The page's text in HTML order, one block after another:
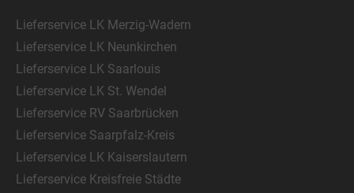
Lieferservice LK Merzig-Wadern
Lieferservice LK Neunkirchen
Lieferservice LK Saarlouis
Lieferservice LK St. Wendel
Lieferservice RV Saarbrücken
Lieferservice Saarpfalz-Kreis
Lieferservice LK Kaiserslautern
Lieferservice Kreisfreie Städte